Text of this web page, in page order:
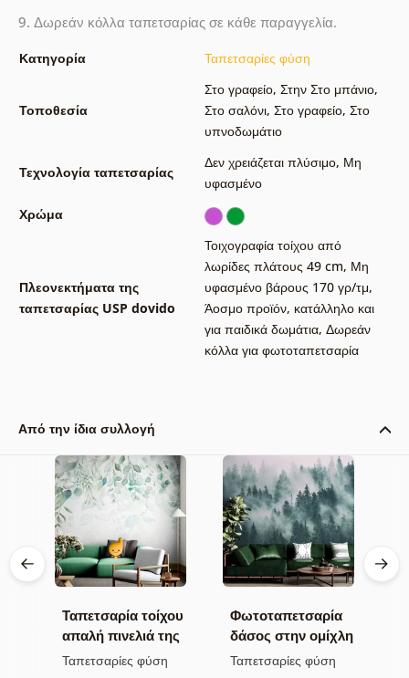
9. Δωρεάν κόλλα ταπετσαρίας σε κάθε παραγγελία.
Κατηγορία Ταπετσαρίες φύση
Τοποθεσία
Στο γραφείο, Στην Στο μπάνιο,
Στο σαλόνι, Στο γραφείο, Στο
υπνοδωμάτιο
Τεχνολογία ταπετσαρίας
Δεν χρειάζεται πλύσιμο, Μη
υφασμένο
Χρώμα
Πλεονεκτήματα της
ταπετσαρίας USP dovido
Τοιχογραφία τοίχου από
λωρίδες πλάτους 49 cm, Μη
υφασμένο βάρους 170 γρ/τμ,
Άοσμο προϊόν, κατάλληλο και
για παιδικά δωμάτια, Δωρεάν
κόλλα για φωτοταπετσαρία
Από την ίδια συλλογή
Ταπετσαρία τοίχου
απαλή πινελιά της
φύσης
Ταπετσαρίες φύση
Φωτοταπετσαρία
δάσος στην ομίχλη
Ταπετσαρίες φύση